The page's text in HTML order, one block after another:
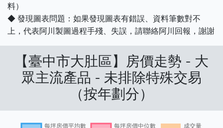
料）
◆ 發現圖表問題：如果發現圖表有錯誤、資料筆數對不
上，代表阿川製圖過程手殘、失誤，請聯絡阿川回報，謝謝
【臺中市大肚區】房價走勢 - 大
眾主流產品 - 未排除特殊交易
（按年劃分）